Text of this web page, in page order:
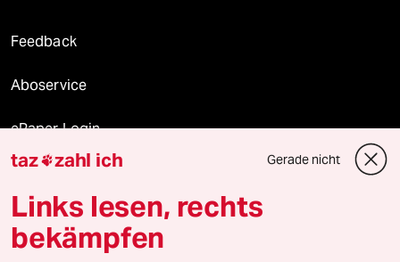
Feedback
Aboservice
ePaper Login
Downloads für Abonnierende
© 2026 taz Verlags und Vertriebs GmbH
taz zahl ich Gerade nicht
Links lesen, rechts
bekämpfen